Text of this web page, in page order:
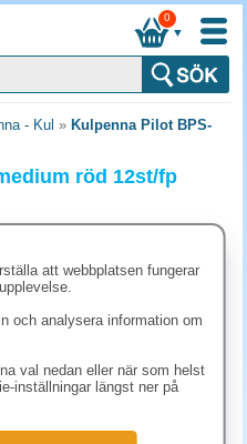
▼
0
- Kul » Kulpenna Pilot BPS-
röd 12st/fp
att webbplatsen fungerar
och analysera information om
val nedan eller när som helst
inställningar längst ner på